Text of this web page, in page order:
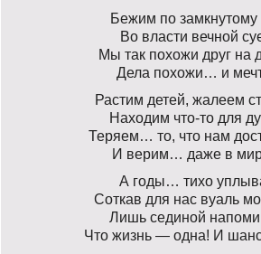
Бежим по замкнутому
Во власти вечной
Мы так похожи друг на
Дела похожи… и
Растим детей, жалеем
Находим что-то для
Теряем… то, что нам
И верим… даже в
А годы… тихо
Соткав для нас вуаль
Лишь сединой
Что жизнь — одна! И